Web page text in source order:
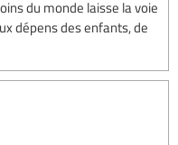
du monde laisse la voie
dépens des enfants, de